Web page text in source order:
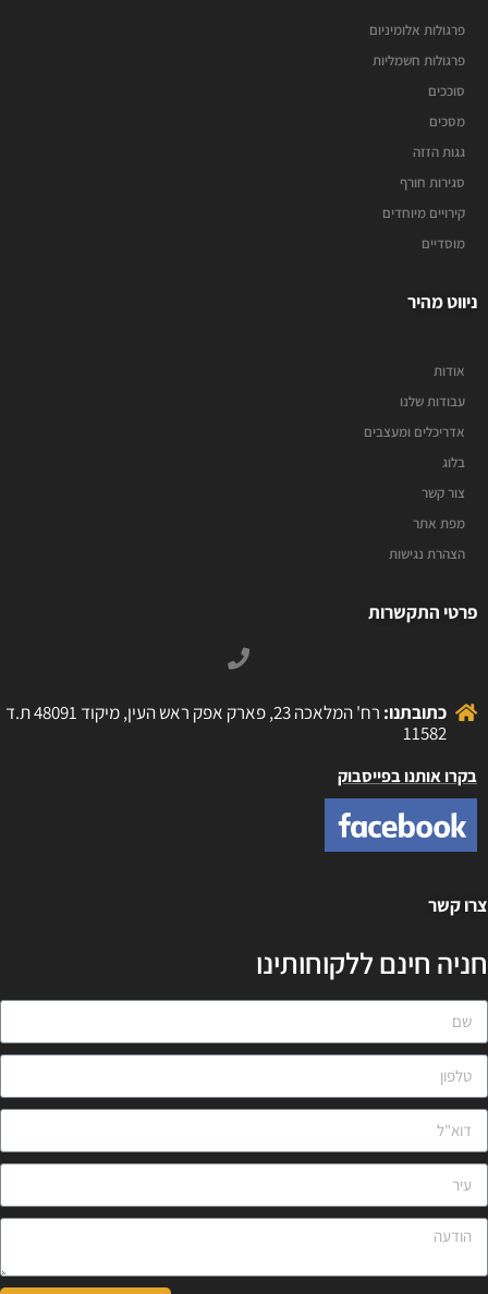
פרגולות אלומיניום
פרגולות חשמליות
סוככים
מסכים
גגות הזזה
סגירות חורף
קירויים מיוחדים
מוסדיים
ניווט מהיר
אודות
עבודות שלנו
אדריכלים ומעצבים
בלוג
צור קשר
מפת אתר
הצהרת נגישות
פרטי התקשרות
כתובתנו:
רח' המלאכה 23, פארק אפק ראש העין, מיקוד 48091 ת.ד
11582
בקרו אותנו בפייסבוק
קשר
חינם ללקוחותינו